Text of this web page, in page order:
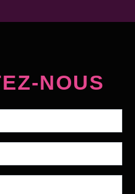
NOUS